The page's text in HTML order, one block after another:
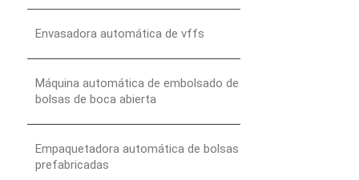
Envasadora automática de vffs
Máquina automática de embolsado de
bolsas de boca abierta
Empaquetadora automática de bolsas
prefabricadas